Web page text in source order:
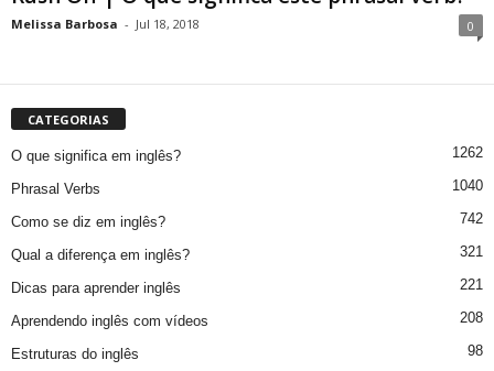
Melissa Barbosa - Jul 18, 2018 0
CATEGORIAS
O que significa em inglês? 1262
Phrasal Verbs 1040
Como se diz em inglês? 742
Qual a diferença em inglês? 321
Dicas para aprender inglês 221
Aprendendo inglês com vídeos 208
Estruturas do inglês 98